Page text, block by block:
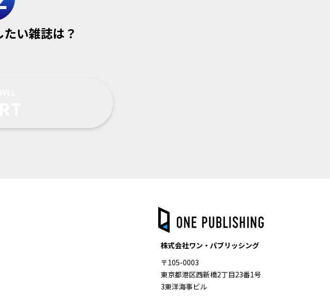
い雑誌は？
株式会社ワン・パブリッシング
〒105-0003
東京都港区西新橋2丁目23番1号
3東洋海事ビル